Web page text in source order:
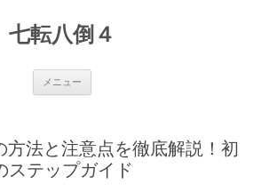
七転八倒４
メニュー
ス
キ
ッ
方法と注意点を徹底解説！初
ステップガイド